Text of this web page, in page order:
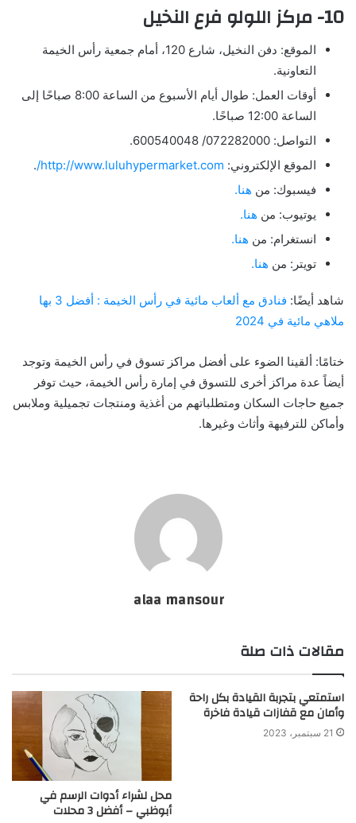
10- مركز اللولو فرع النخيل
الموقع: دفن النخيل، شارع 120، أمام جمعية رأس الخيمة
التعاونية.
أوقات العمل: طوال أيام الأسبوع من الساعة 8:00 صباحًا إلى
الساعة 12:00 صباحًا.
التواصل: 072282000/ 600540048.
الموقع الإلكتروني: http://www.luluhypermarket.com/
.
فيسبوك: من هنا.
يوتيوب: من هنا.
انستغرام: من هنا.
تويتر: من هنا.
شاهد أيضًا:
فنادق مع ألعاب مائية في رأس الخيمة : أفضل 3 بها
ملاهي مائية في 2024
ختامًا: ألقينا الضوء على أفضل مراكز تسوق في رأس الخيمة وتوجد
أيضاً عدة مراكز أخرى للتسوق في إمارة رأس الخيمة، حيث توفر
جميع حاجات السكان ومتطلباتهم من أغذية ومنتجات تجميلية وملابس
وأماكن للترفيهة وأثاث وغيرها.
alaa mansour
مقالات ذات صلة
استمتعي بتجربة القيادة بكل راحة
وأمان مع قفازات قيادة فاخرة
21 سبتمبر، 2023
محل لشراء أدوات الرسم في
أبوظبي – أفضل 3 محلات